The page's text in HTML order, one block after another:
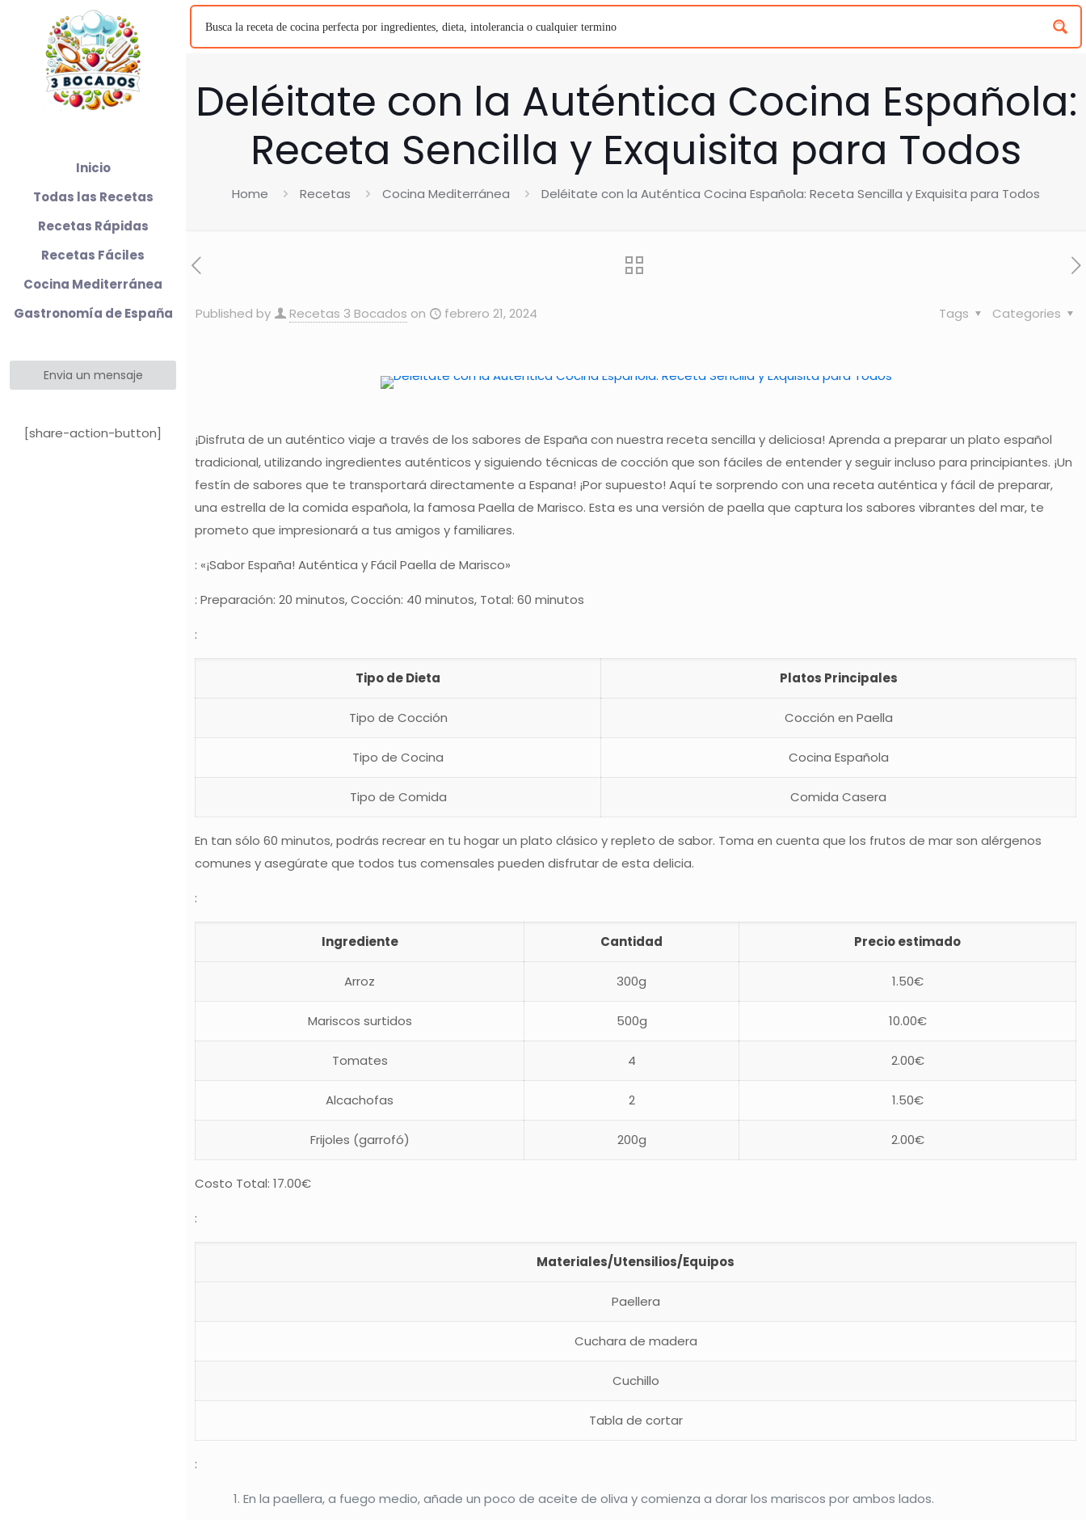
Deléitate con la Auténtica Cocina Española:
Receta Sencilla y Exquisita para Todos
Home Recetas Cocina Mediterránea Deléitate con la Auténtica Cocina Española: Receta Sencilla y Exquisita para Todos
Published by Recetas 3 Bocados on febrero 21, 2024 Categories
Tags
¡Disfruta de un auténtico viaje a través de los sabores de España con nuestra receta sencilla y deliciosa! Aprenda a preparar un plato español
tradicional, utilizando ingredientes auténticos y siguiendo técnicas de cocción que son fáciles de entender y seguir incluso para principiantes. ¡Un
festín de sabores que te transportará directamente a Espana! ¡Por supuesto! Aquí te sorprendo con una receta auténtica y fácil de preparar,
una estrella de la comida española, la famosa Paella de Marisco. Esta es una versión de paella que captura los sabores vibrantes del mar, te
prometo que impresionará a tus amigos y familiares.
: «¡Sabor España! Auténtica y Fácil Paella de Marisco»
: Preparación: 20 minutos, Cocción: 40 minutos, Total: 60 minutos
:
Tipo de Dieta Platos Principales
Tipo de Cocción Cocción en Paella
Tipo de Cocina Cocina Española
Tipo de Comida Comida Casera
En tan sólo 60 minutos, podrás recrear en tu hogar un plato clásico y repleto de sabor. Toma en cuenta que los frutos de mar son alérgenos
comunes y asegúrate que todos tus comensales pueden disfrutar de esta delicia.
:
Ingrediente Cantidad Precio estimado
Arroz 300g 1.50€
Mariscos surtidos 500g 10.00€
Tomates 4 2.00€
Alcachofas 2 1.50€
Frijoles (garrofó) 200g 2.00€
Costo Total: 17.00€
:
Materiales/Utensilios/Equipos
Paellera
Cuchara de madera
Cuchillo
Tabla de cortar
:
En la paellera, a fuego medio, añade un poco de aceite de oliva y comienza a dorar los mariscos por ambos lados.
Inicio
Todas las Recetas
Recetas Rápidas
Recetas Fáciles
Cocina Mediterránea
Gastronomía de España
Envia un mensaje
[share-action-button]